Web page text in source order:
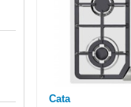
Cata